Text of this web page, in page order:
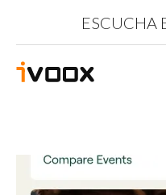
ESCUCHA